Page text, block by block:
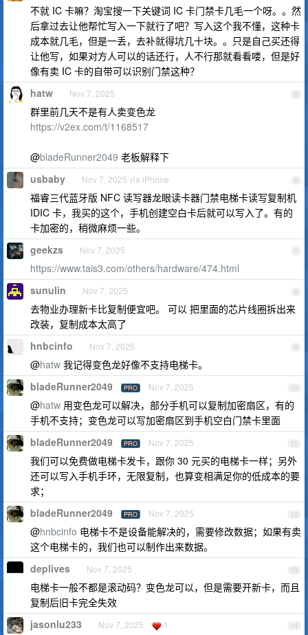
不就 IC 卡嘛？淘宝搜一下关键词 IC 卡门禁卡几毛一个呀。。然
后拿过去让他帮忙写入一下就行了吧？写入这个我不懂，这种卡
成本就几毛，但是一丢，去补就得坑几十块。。只是自己买还得
让他写，如果对方人可以的话还行，人不行那就看看喽，但是好
像有卖 IC 卡的自带可以识别门禁这种？
5
hatw Nov 7, 2025
群里前几天不是有人卖变色龙
https://v2ex.com/t/1168517
@bladeRunner2049 老板解释下
6
usbaby Nov 7, 2025 via iPhone
福睿三代蓝牙版 NFC 读写器龙眼读卡器门禁电梯卡读写复制机
IDIC 卡，我买的这个，手机创建空白卡后就可以写入了。有的
卡加密的，稍微麻烦一些。
7
geekzs Nov 7, 2025
https://www.tais3.com/others/hardware/474.html
8
sunulin Nov 7, 2025
去物业办理新卡比复制便宜吧。 可以 把里面的芯片线圈拆出来
改装，复制成本太高了
9
hnbcinfo Nov 7, 2025
@hatw 我记得变色龙好像不支持电梯卡。
10
bladeRunner2049 PRO Nov 7, 2025
@hatw 用变色龙可以解决，部分手机可以复制加密扇区，有的
手机不支持；变色龙可以写加密扇区到手机空白门禁卡里面
11
bladeRunner2049 PRO Nov 7, 2025
我们可以免费做电梯卡发卡，跟你 30 元买的电梯卡一样；另外
还可以写入手机手环，无限复制，也算变相满足你的低成本的要
求；
12
bladeRunner2049 PRO Nov 7, 2025
@hnbcinfo 电梯卡不是设备能解决的，需要修改数据；如果有卖
这个电梯卡的，我们也可以制作出来数据。
13
deplives Nov 7, 2025
电梯卡一般不都是滚动码？变色龙可以，但是需要开新卡，而且
复制后旧卡完全失效
14
jasonlu233 Nov 7, 2025 1